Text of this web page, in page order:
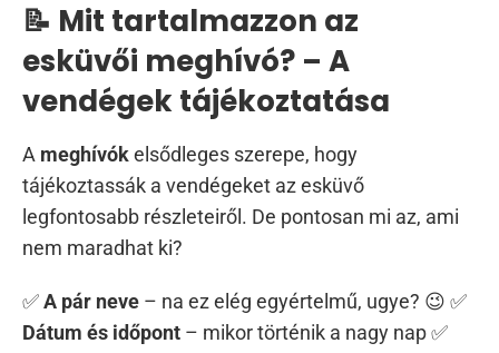
📝 Mit tartalmazzon az
esküvői meghívó? – A
vendégek tájékoztatása
A meghívókelsődleges szerepe, hogy
tájékoztassák a vendégeket az esküvő
legfontosabb részleteiről. De pontosan mi az, ami
nem maradhat ki?
✅A pár neve – na ez elég egyértelmű, ugye? 😉 ✅
Dátum és időpont – mikor történik a nagy nap ✅